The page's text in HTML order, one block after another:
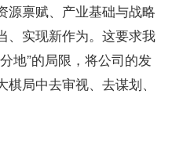
源禀赋、产业基础与战略
、实现新作为。这要求我
地”的局限，将公司的发
局中去审视、去谋划、